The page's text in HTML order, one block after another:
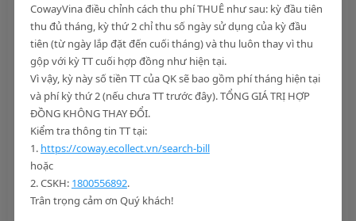
cao nhất và trả lại bầu không khí trong lành.
Xử lý phòng ngủ, phòng khách sử dụng máy lạnh
Phòng kín bật điều hòa là môi trường lý tưởng để khói thuốc
luẩn quẩn và bám sâu vào màng lọc của máy.Cách khử mùi
thuốc lá trong phòng máy lạnhhiệu quả nhất là kết hợp
làm sạch từ trong ra ngoài.
Đầu tiên, hãy mở bung tất cả cửa sổ, bật quạt thông gió để
đẩy luồng khí cũ ra ngoài. Đây là bước bắt buộc trong
khử mùi khói thuốc trong nhà kín
của máy lạnh ra rửa sạch bằng xà phòng. Cuối cùng, áp dụng
thêm phương pháp dùng giấm hoặc xịt khử mùi phòng trước
CowayVina điều chỉnh cách thu phí THUÊ như sau: kỳ đầu tiên
thu đủ tháng, kỳ thứ 2 chỉ thu số ngày sử dụng của kỳ đầu
tiên (từ ngày lắp đặt đến cuối tháng) và thu luôn thay vì thu
gộp với kỳ TT cuối hợp đồng như hiện tại.
Vì vậy, kỳ này số tiền TT của QK sẽ bao gồm phí tháng hiện tại
và phí kỳ thứ 2 (nếu chưa TT trước đây). TỔNG GIÁ TRỊ HỢP
ĐỒNG KHÔNG THAY ĐỔI.
Kiểm tra thông tin TT tại:
1. https://coway.ecollect.vn/search-bill
hoặc
2. CSKH: 1800556892.
Trân trọng cảm ơn Quý khách!